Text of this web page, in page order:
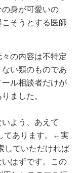
身が可愛いの
そうとする医師
の内容は不特定
い類のものであ
ル相談者だけが
ました。
よう、あえて
てあります。←実
していただければ
はずです。この